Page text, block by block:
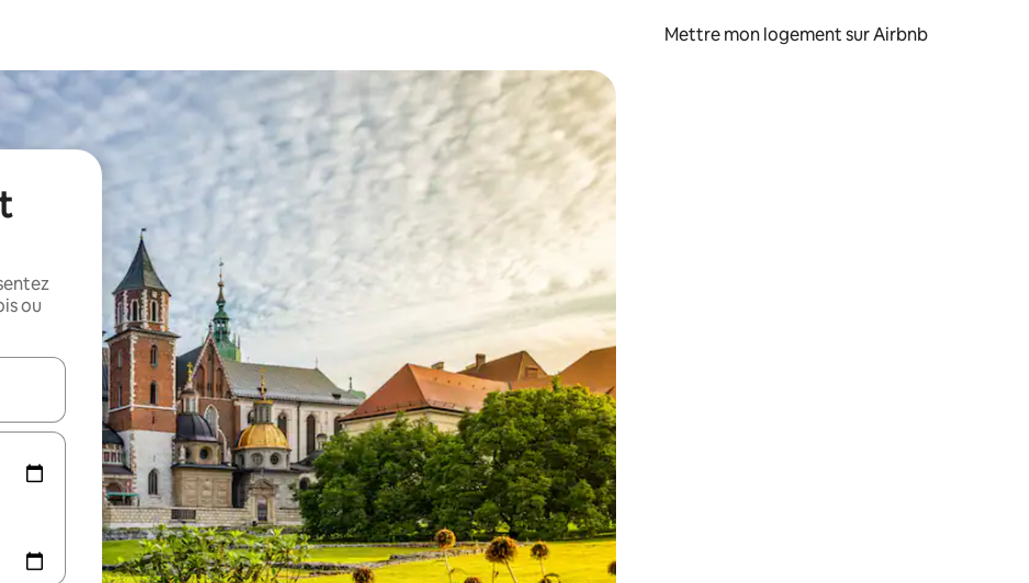
Mettre mon logement sur Airbnb
ou
vers le haut et vers le bas pour les parcourir ou en appuyant et en faisant glisser.